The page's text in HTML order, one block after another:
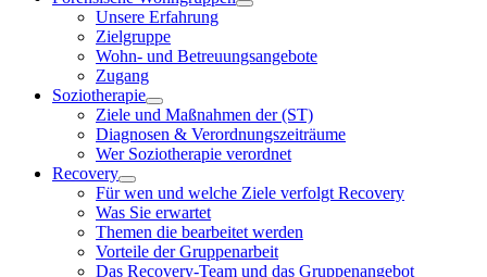
Unsere Erfahrung
Zielgruppe
Wohn- und Betreuungsangebote
Zugang
Soziotherapie
Ziele und Maßnahmen der (ST)
Diagnosen & Verordnungszeiträume
Wer Soziotherapie verordnet
Recovery
Für wen und welche Ziele verfolgt Recovery
Was Sie erwartet
Themen die bearbeitet werden
Vorteile der Gruppenarbeit
Das Recovery-Team und das Gruppenangebot